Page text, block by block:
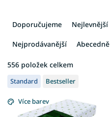
í
p
r
o
d
Doporučujeme Nejlevnější
Nejprodávanější Abecedně
556 položek celkem
V
ý
p
i
Standard Bestseller
Více barev